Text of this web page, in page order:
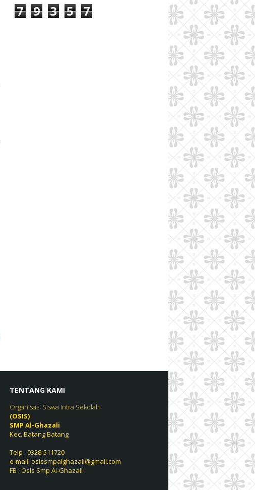
►July 2016 (1)
7 9 3 5 7
TENTANG KAMI
Organisasi Siswa Intra Sekolah
(OSIS)
SMP Al-Ghazali
Kec. Batang Batang
Telp : 0328-511720
e-mail: osissmpalghazali@gmail.com
FB : Osis Smp Al-Ghazali